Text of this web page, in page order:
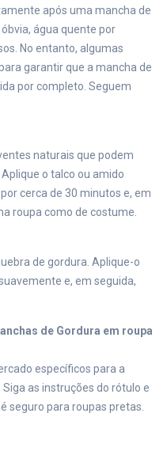
após uma mancha de
água quente por
No entanto, algumas
garantir que a mancha de
por completo. Seguem
naturais que podem
o talco ou amido
cerca de 30 minutos e, em
roupa como de costume.
de gordura. Aplique-o
e, em seguida,
de Gordura em roupa
específicos para a
as instruções do rótulo e
seguro para roupas pretas.